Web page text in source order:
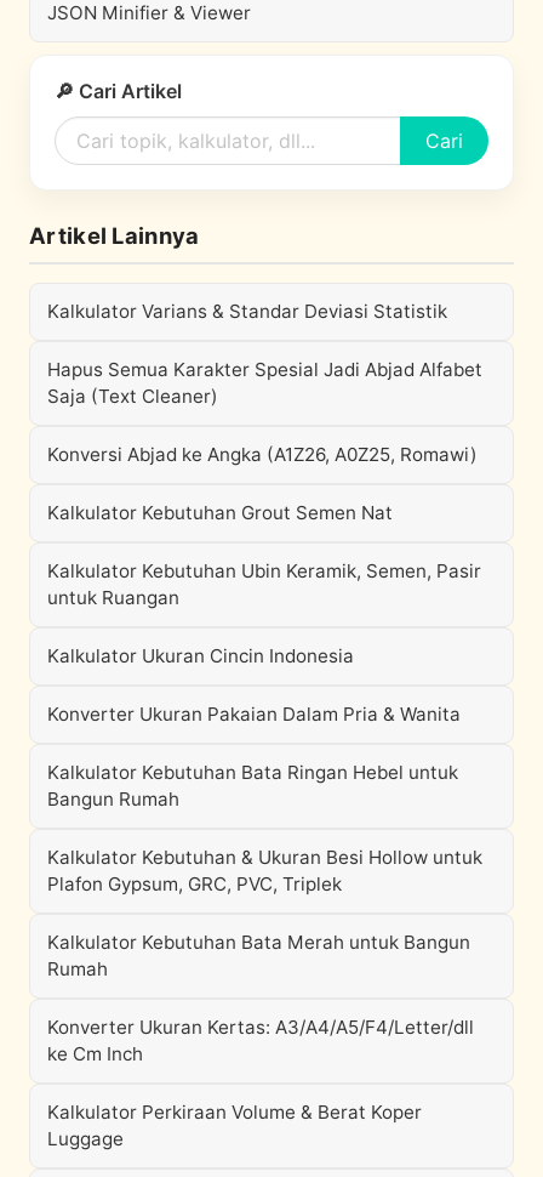
JSON Minifier & Viewer
🔎 Cari Artikel
Cari
Artikel Lainnya
Kalkulator Varians & Standar Deviasi Statistik
Hapus Semua Karakter Spesial Jadi Abjad Alfabet
Saja (Text Cleaner)
Konversi Abjad ke Angka (A1Z26, A0Z25, Romawi)
Kalkulator Kebutuhan Grout Semen Nat
Kalkulator Kebutuhan Ubin Keramik, Semen, Pasir
untuk Ruangan
Kalkulator Ukuran Cincin Indonesia
Konverter Ukuran Pakaian Dalam Pria & Wanita
Kalkulator Kebutuhan Bata Ringan Hebel untuk
Bangun Rumah
Kalkulator Kebutuhan & Ukuran Besi Hollow untuk
Plafon Gypsum, GRC, PVC, Triplek
Kalkulator Kebutuhan Bata Merah untuk Bangun
Rumah
Konverter Ukuran Kertas: A3/A4/A5/F4/Letter/dll
ke Cm Inch
Kalkulator Perkiraan Volume & Berat Koper
Luggage